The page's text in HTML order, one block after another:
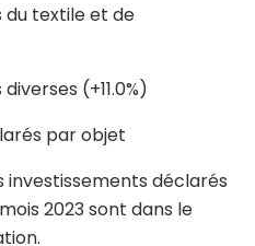
du textile et de
(+11.0%)
par objet
investissements déclarés
2023 sont dans le